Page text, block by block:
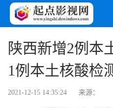
陕西新增2例本
1例本土核酸检
2021-12-15 14:35:24 来源：